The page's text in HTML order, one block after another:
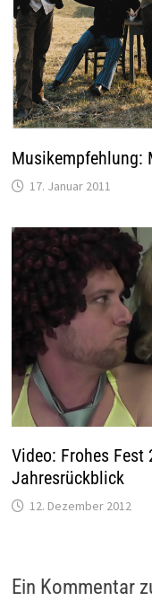
Musikempfehlung:
17. Januar 2011
Video: Frohes Fest
Jahresrückblick
12. Dezember 2012
Ein Kommentar